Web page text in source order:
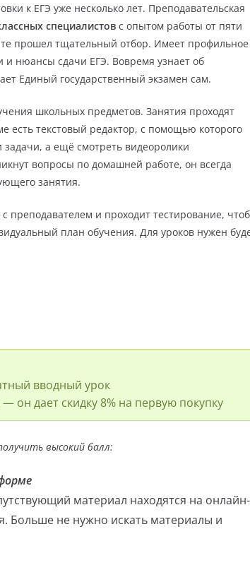
к ЕГЭ уже несколько лет. Преподавательская
специалистов с опытом работы от пяти
прошел тщательный отбор. Имеет профильное
и нюансы сдачи ЕГЭ. Вовремя узнает об
Единый государственный экзамен сам.
школьных предметов. Занятия проходят
есть текстовый редактор, с помощью которого
а ещё смотреть видеоролики
вопросы по домашней работе, он всегда
занятия.
преподавателем и проходит тестирование,
план обучения. Для уроков нужен
вводный урок
— он дает скидку 8% на первую покупку
высокий балл:
материал находятся на онлайн-
Больше не нужно искать материалы и